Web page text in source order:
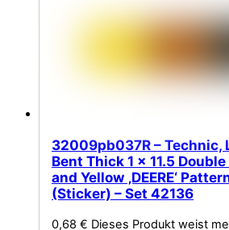
32009pb037R –
Bent Thick 1 x 11.5
and Yellow ‚DEERE‘
(Sticker) – Set 42136
0,68 € Dieses Produkt weist